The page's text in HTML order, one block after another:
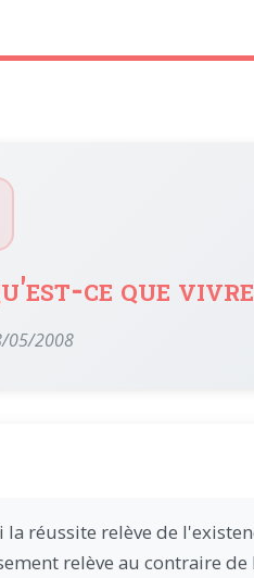
ce que
05/2008
réussite relève de
relève au contraire de